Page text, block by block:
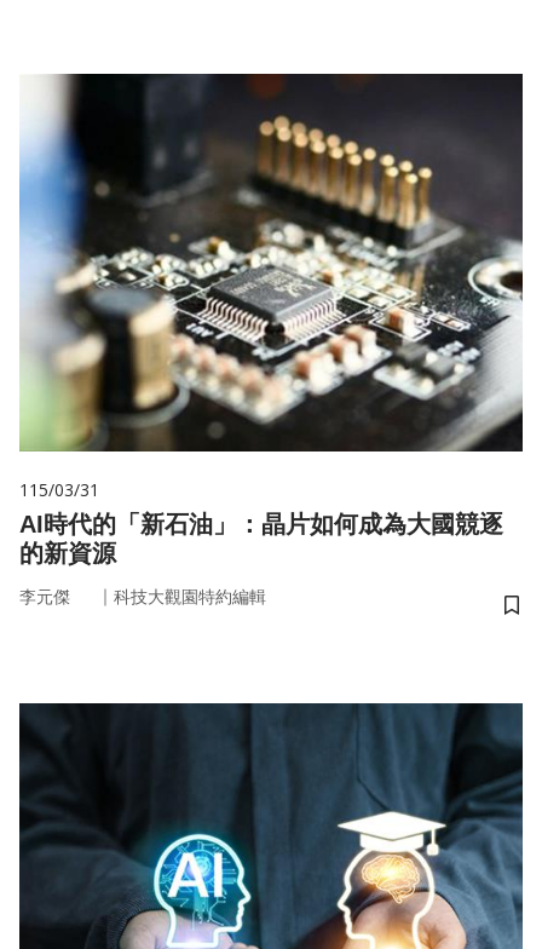
115/03/31
AI時代的「新石油」：晶片如何成為大國競逐
的新資源
李元傑 ｜ 科技大觀園特約編輯
儲